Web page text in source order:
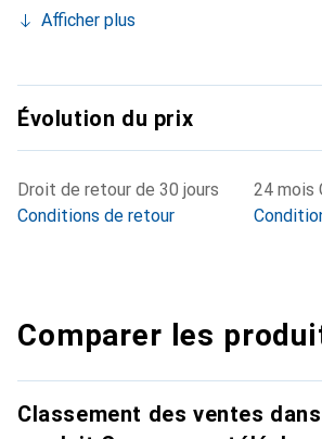
Afficher plus
Évolution du prix
Droit de retour de 30 jours
Conditions de retour
24 mois
Comparer les
Classement des ventes